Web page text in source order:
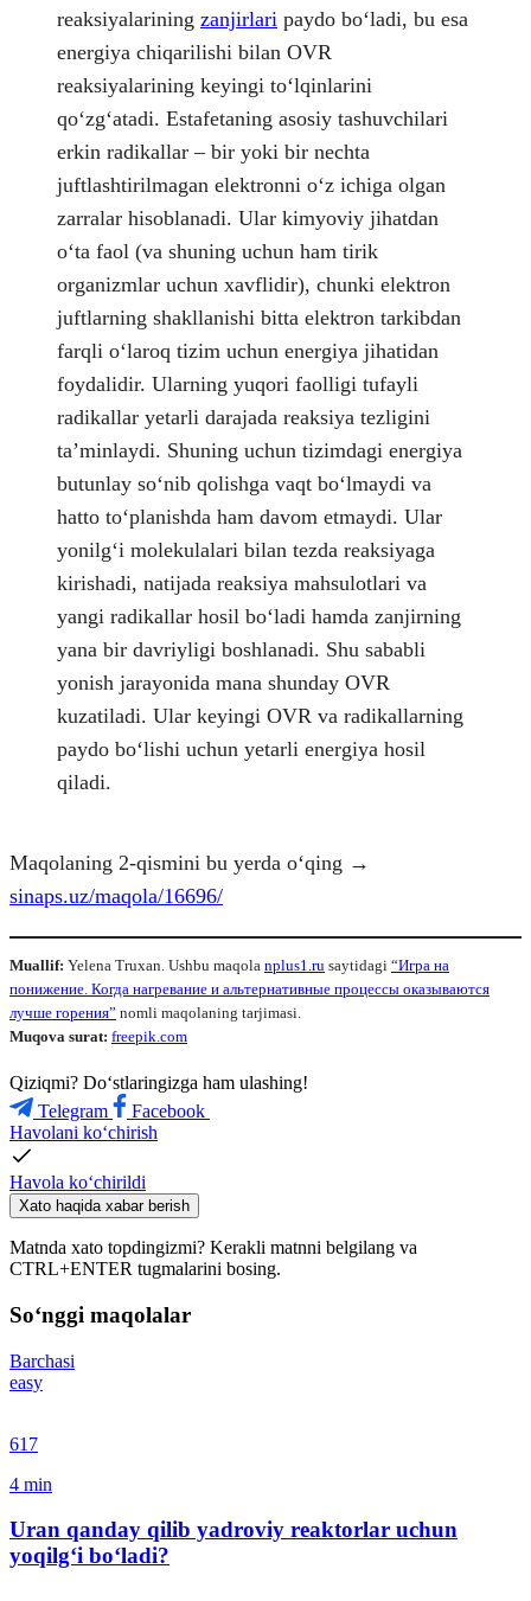
reaksiyalarining zanjirlari paydo boʻladi, bu esa
energiya chiqarilishi bilan OVR
reaksiyalarining keyingi toʻlqinlarini
qoʻzgʻatadi. Estafetaning asosiy tashuvchilari
erkin radikallar – bir yoki bir nechta
juftlashtirilmagan elektronni oʻz ichiga olgan
zarralar hisoblanadi. Ular kimyoviy jihatdan
oʻta faol (va shuning uchun ham tirik
organizmlar uchun xavflidir), chunki elektron
juftlarning shakllanishi bitta elektron tarkibdan
farqli oʻlaroq tizim uchun energiya jihatidan
foydalidir. Ularning yuqori faolligi tufayli
radikallar yetarli darajada reaksiya tezligini
taʼminlaydi. Shuning uchun tizimdagi energiya
butunlay soʻnib qolishga vaqt boʻlmaydi va
hatto toʻplanishda ham davom etmaydi. Ular
yonilgʻi molekulalari bilan tezda reaksiyaga
kirishadi, natijada reaksiya mahsulotlari va
yangi radikallar hosil boʻladi hamda zanjirning
yana bir davriyligi boshlanadi. Shu sababli
yonish jarayonida mana shunday OVR
kuzatiladi. Ular keyingi OVR va radikallarning
paydo boʻlishi uchun yetarli energiya hosil
qiladi.
Maqolaning 2-qismini bu yerda o‘qing →
sinaps.uz/maqola/16696/
Muallif: Yelena Truxan. Ushbu maqola nplus1.ru saytidagi “Игра на
понижение. Когда нагревание и альтернативные процессы оказываются
лучше горения” nomli maqolaning tarjimasi.
Muqova surat: freepik.com
Qiziqmi? Doʻstlaringizga ham ulashing!
Telegram
Facebook
Havolani ko‘chirish
Havola ko‘chirildi
Xato haqida xabar berish
Matnda xato topdingizmi? Kerakli matnni belgilang va
CTRL+ENTER tugmalarini bosing.
So‘nggi maqolalar
Barchasi
easy
617
4 min
Uran qanday qilib yadroviy reaktorlar uchun
yoqilg‘i bo‘ladi?